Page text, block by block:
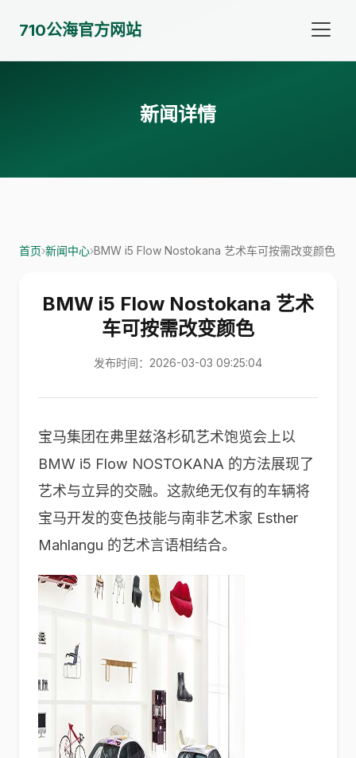
710公海官方网站
新闻详情
首页›新闻中心›BMW i5 Flow Nostokana 艺术车可按需改变颜色
BMW i5 Flow Nostokana 艺术
车可按需改变颜色
发布时间：2026-03-03 09:25:04
宝马集团在弗里兹洛杉矶艺术饱览会上以
BMW i5 Flow NOSTOKANA 的方法展现了
艺术与立异的交融。这款绝无仅有的车辆将
宝马开发的变色技能与南非艺术家 Esther
Mahlangu 的艺术言语相结合。